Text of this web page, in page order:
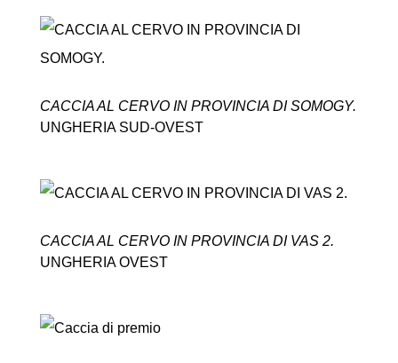
CACCIA AL CERVO IN PROVINCIA DI SOMOGY.
UNGHERIA SUD-OVEST
CACCIA AL CERVO IN PROVINCIA DI VAS 2.
UNGHERIA OVEST